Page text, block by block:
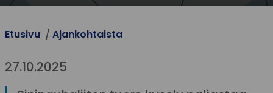
Etusivu Ajankohtaista
27.10.2025